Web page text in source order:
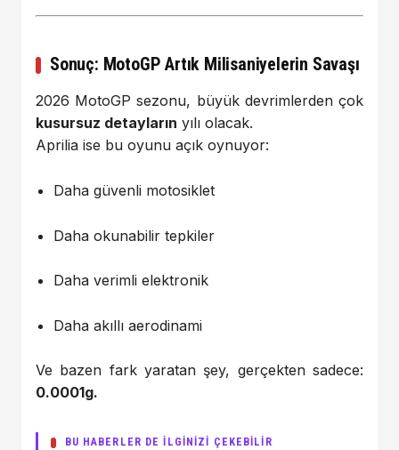
Sonuç: MotoGP Artık Milisaniyelerin Savaşı
2026 MotoGP sezonu, büyük devrimlerden çok
kusursuz detayların yılı olacak.
Aprilia ise bu oyunu açık oynuyor:
Daha güvenli motosiklet
Daha okunabilir tepkiler
Daha verimli elektronik
Daha akıllı aerodinami
Ve bazen fark yaratan şey, gerçekten sadece:
0.0001g.
BU HABERLER DE İLGİNİZİ ÇEKEBİLİR